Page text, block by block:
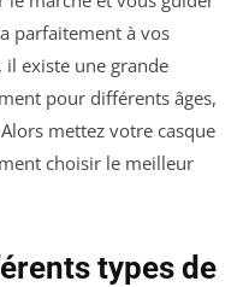
parfaitement à vos
il existe une grande
pour différents âges,
mettez votre casque
choisir le meilleur
types de